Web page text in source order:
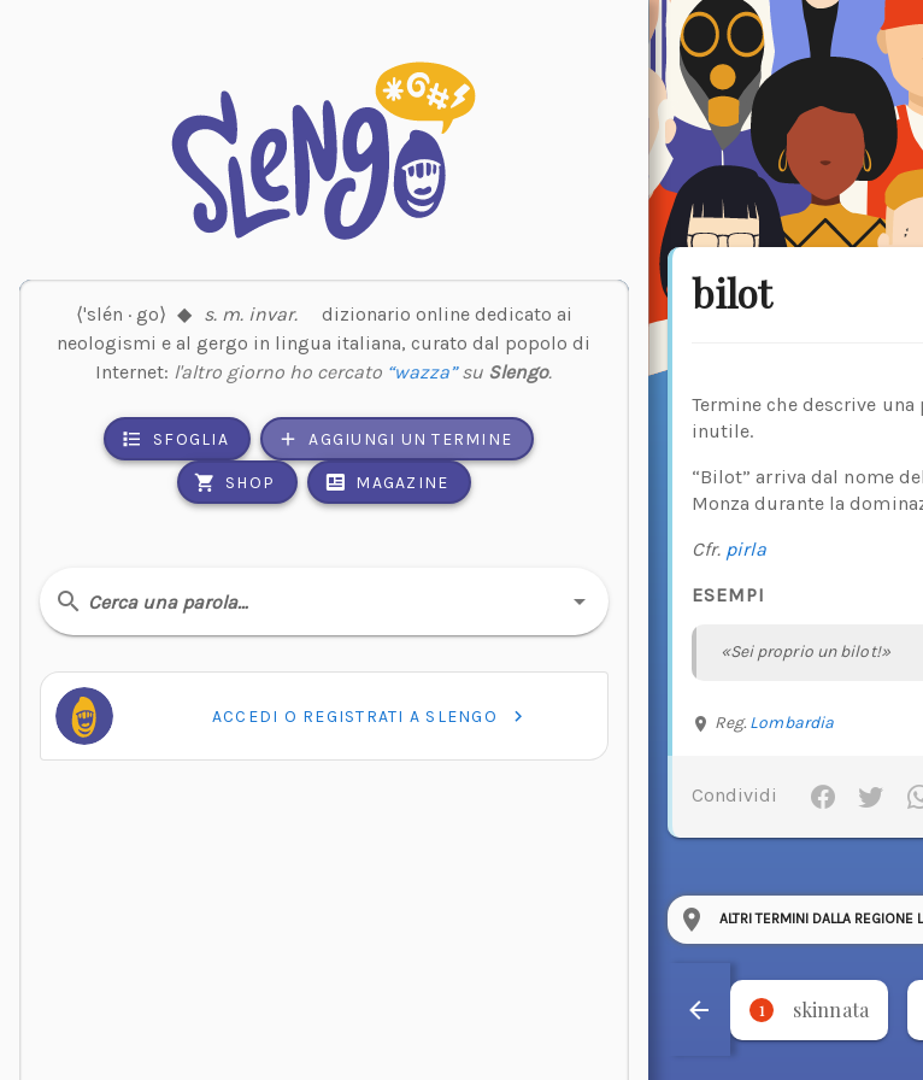
⟨'slén · go⟩ ◆ s. m. invar.
dizionario online dedicato ai
neologismi e al gergo in lingua italiana, curato dal popolo di
Internet: l'altro giorno ho cercato “wazza”su Slengo.
SFOGLIA AGGIUNGI UN TERMINE
SHOP MAGAZINE
Cerca una parola…
ACCEDI O REGISTRATI A SLENGO
bilot
Termine che descrive
inutile.
“Bilot” arriva dal nome
Monza durante la
Cfr. pirla
ESEMPI
«Sei proprio un bilot!»
Reg. Lombardia
Condividi
ALTRI TERMINI DALLA REGIONE
1 skinnata